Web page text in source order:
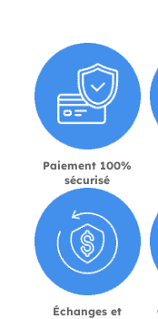
Paiement 100%
sécurisé
Échanges et